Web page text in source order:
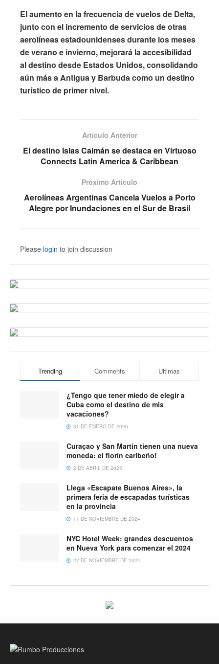
El aumento en la frecuencia de vuelos de Delta,
junto con el incremento de servicios de otras
aerolíneas estadounidenses durante los meses
de verano e invierno, mejorará la accesibilidad
al destino desde Estados Unidos, consolidando
aún más a Antigua y Barbuda como un destino
turístico de primer nivel.
Artículo Anterior
El destino Islas Caimán se destaca en Virtuoso
Connects Latin America & Caribbean
Próximo Artículo
Aerolíneas Argentinas Cancela Vuelos a Porto
Alegre por Inundaciones en el Sur de Brasil
Please login to join discussion
Trending Comments Ultimas
¿Tengo que tener miedo de elegir a
Cuba como el destino de mis
vacaciones?
31 DE ENERO DE 2026
Curaçao y San Martín tienen una nueva
moneda: el florín caribeño!
2 DE ABRIL DE 2025
Llega «Escapate Buenos Aires», la
primera feria de escapadas turísticas
en la provincia
11 DE NOVIEMBRE DE 2024
NYC Hotel Week: grandes descuentos
en Nueva York para comenzar el 2024
27 DE NOVIEMBRE DE 2024